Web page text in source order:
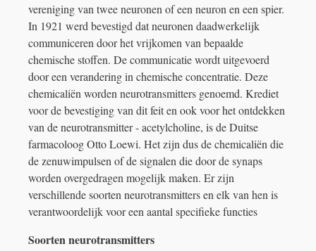
vereniging van twee neuronen of een neuron en een spier.
In 1921 werd bevestigd dat neuronen daadwerkelijk
communiceren door het vrijkomen van bepaalde
chemische stoffen. De communicatie wordt uitgevoerd
door een verandering in chemische concentratie. Deze
chemicaliën worden neurotransmitters genoemd. Krediet
voor de bevestiging van dit feit en ook voor het ontdekken
van de neurotransmitter - acetylcholine, is de Duitse
farmacoloog Otto Loewi. Het zijn dus de chemicaliën die
de zenuwimpulsen of de signalen die door de synaps
worden overgedragen mogelijk maken. Er zijn
verschillende soorten neurotransmitters en elk van hen is
verantwoordelijk voor een aantal specifieke functies
Soorten neurotransmitters